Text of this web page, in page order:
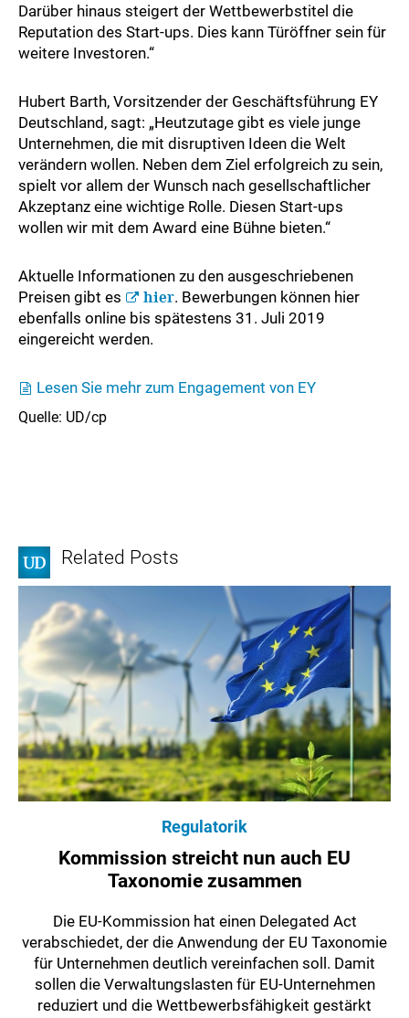
Darüber hinaus steigert der Wettbewerbstitel die
Reputation des Start-ups. Dies kann Türöffner sein für
weitere Investoren.“
Hubert Barth, Vorsitzender der Geschäftsführung EY
Deutschland, sagt: „Heutzutage gibt es viele junge
Unternehmen, die mit disruptiven Ideen die Welt
verändern wollen. Neben dem Ziel erfolgreich zu sein,
spielt vor allem der Wunsch nach gesellschaftlicher
Akzeptanz eine wichtige Rolle. Diesen Start-ups
wollen wir mit dem Award eine Bühne bieten.“
Aktuelle Informationen zu den ausgeschriebenen
Preisen gibt es
hier. Bewerbungen können hier
ebenfalls online bis spätestens 31. Juli 2019
eingereicht werden.
Lesen Sie mehr zum Engagement von EY
Quelle: UD/cp
Related Posts
Regulatorik
Kommission streicht nun auch EU
Taxonomie zusammen
Die EU-Kommission hat einen Delegated Act
verabschiedet, der die Anwendung der EU Taxonomie
für Unternehmen deutlich vereinfachen soll. Damit
sollen die Verwaltungslasten für EU-Unternehmen
reduziert und die Wettbewerbsfähigkeit gestärkt